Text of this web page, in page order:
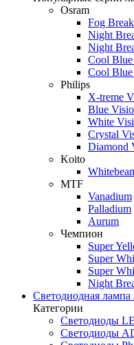
Osram
Fog
Night
Night
Cool Blue
Cool
Philips
X-treme
Blue
White
Crystal
Diamond
Koito
MTF
Vanadium
Palladium
Aurum
Чемпион
Super
Super
Super
Night
Светодиодная лампа
Категории
Светодиоды
Светодиоды